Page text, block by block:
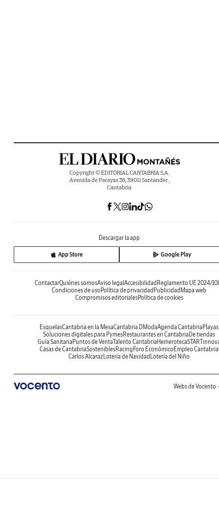
Copyright © EDITORIAL CANTABRIA S.A.
Avenida de Parayas 38, 39011 Santander ,
Cantabria
Descargar la app
App Store Google Play
ContactarQuiénes somosAviso legalAccesibilidadReglamento UE 2024/
Condiciones de usoPolítica de privacidadPublicidadMapa web
Compromisos editorialesPolítica de cookies
EsquelasCantabria en la MesaCantabria DModaAgenda CantabriaPlayas
Soluciones digitales para PymesRestaurantes en CantabriaDe tiendas
Guía SanitariaPuntos de VentaTalento CantabriaHemeroteca
Casas de CantabriaSosteniblesRacingForo EconómicoEmpleo Cantabria
Carlos AlcarazLotería de NavidadLotería del Niño
Webs de Vocento